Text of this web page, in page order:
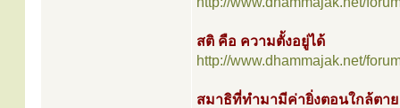
สติ คือ ความตั้งอยู่ได้
http://www.dhammajak.net/
สมาธิที่ทำมามีค่ายิ่งตอนใกล้ตาย